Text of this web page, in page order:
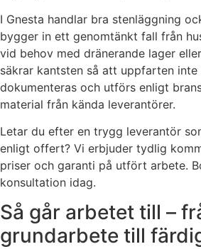
I Gnesta handlar bra stenläggning
bygger in ett genomtänkt fall från
vid behov med dränerande lager
säkrar kantsten så att uppfarten inte
dokumenteras och utförs enligt
material från kända leverantörer.
Letar du efter en trygg leverantör
enligt offert? Vi erbjuder tydlig
priser och garanti på utfört arbete.
konsultation idag.
Så går arbetet till –
grundarbete till